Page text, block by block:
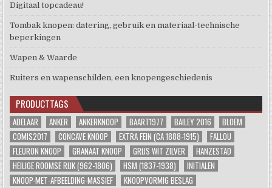
Digitaal topcadeau!
Tombak knopen: datering, gebruik en materiaal-technische
beperkingen
Wapen & Waarde
Ruiters en wapenschilden, een knopengeschiedenis
PRODUCTTAGS
ADELAAR ANKER ANKERKNOOP BAART1977 BAILEY 2016
BLOEM
COMIS2017
CONCAVE KNOOP EXTRA FEIN (CA 1888-1915)
FALLOU
FLEURON KNOOP
GRANAAT KNOOP GRIJS WIT ZILVER
HANZESTAD
HEILIGE ROOMSE RIJK (962-1806)
HSM (1837-1938)
INITIALEN
KNOOP-MET-AFBEELDING-MASSIEF
KNOOPVORMIG BESLAG